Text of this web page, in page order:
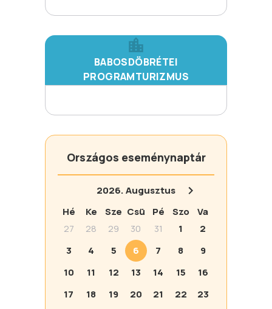
BABOSDÖBRÉTEI
PROGRAMTURIZMUS
Országos eseménynaptár
2026.Augusztus
Hé
Ke Sze Csü Pé Szo
Va
27
28 29 30 31 1
2
3
4 5 6 7 8
9
10
11 12 13 14 15
16
17
18 19 20 21 22
23